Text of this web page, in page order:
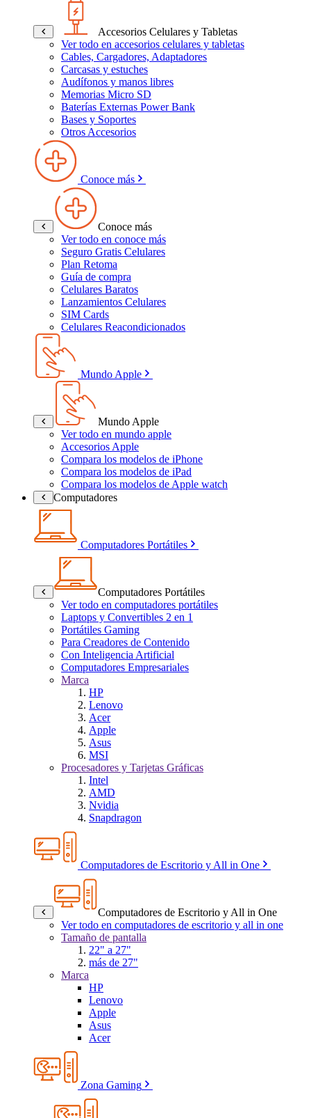
Accesorios Celulares y Tabletas
Ver todo en accesorios celulares y tabletas
Cables, Cargadores, Adaptadores
Carcasas y estuches
Audífonos y manos libres
Memorias Micro SD
Baterías Externas Power Bank
Bases y Soportes
Otros Accesorios
Conoce más
Conoce más
Ver todo en conoce más
Seguro Gratis Celulares
Plan Retoma
Guía de compra
Celulares Baratos
Lanzamientos Celulares
SIM Cards
Celulares Reacondicionados
Mundo Apple
Mundo Apple
Ver todo en mundo apple
Accesorios Apple
Compara los modelos de iPhone
Compara los modelos de iPad
Compara los modelos de Apple watch
Computadores
Computadores Portátiles
Computadores Portátiles
Ver todo en computadores portátiles
Laptops y Convertibles 2 en 1
Portátiles Gaming
Para Creadores de Contenido
Con Inteligencia Artificial
Computadores Empresariales
Marca
HP
Lenovo
Acer
Apple
Asus
MSI
Procesadores y Tarjetas Gráficas
Intel
AMD
Nvidia
Snapdragon
Computadores de Escritorio y All in One
Computadores de Escritorio y All in One
Ver todo en computadores de escritorio y all in one
Tamaño de pantalla
22" a 27"
más de 27"
Marca
HP
Lenovo
Apple
Asus
Acer
Zona Gaming